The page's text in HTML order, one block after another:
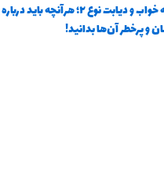
آپنه خواب و دیابت نوع ۲؛ هرآنچه باید
و پرخطر آن‌ها بدانید!